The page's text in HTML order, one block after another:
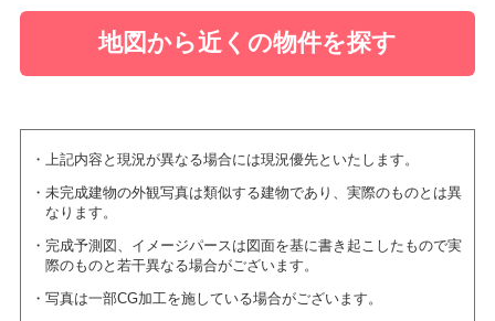
地図から近くの物件を探す
上記内容と現況が異なる場合には現況優先といたします。
未完成建物の外観写真は類似する建物であり、実際のものとは異
なります。
完成予測図、イメージパースは図面を基に書き起こしたもので実
際のものと若干異なる場合がございます。
写真は一部CG加工を施している場合がございます。